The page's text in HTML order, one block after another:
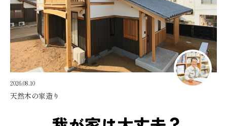
2026.08.10
天然木の家造り